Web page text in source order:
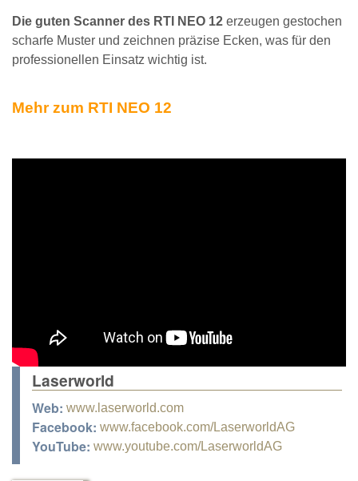
Die guten Scanner des RTI NEO 12 erzeugen gestochen
scharfe Muster und zeichnen präzise Ecken, was für den
professionellen Einsatz wichtig ist.
Mehr zum RTI NEO 12
Laserworld
Web: www.laserworld.com
Facebook: www.facebook.com/LaserworldAG
YouTube: www.youtube.com/LaserworldAG